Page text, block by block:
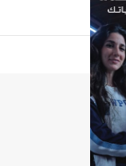
من المواطنين يمتلكون حسابات نشطة